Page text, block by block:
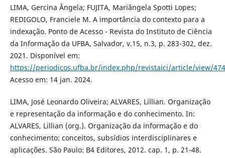
LIMA, Gercina Ângela; FUJITA, Mariângela Spotti Lopes;
REDIGOLO, Franciele M. A importância do contexto para a
indexação. Ponto de Acesso - Revista do Instituto de Ciência
da Informação da UFBA, Salvador, v.15, n.3, p. 283-302, dez.
2021. Disponível em:
https://periodicos.ufba.br/index.php/revistaici/article/view/
Acesso em: 14 jan. 2024.
LIMA, José Leonardo Oliveira; ALVARES, Lillian. Organização
e representação da informação e do conhecimento. In:
ALVARES, Lillian (org.). Organização da informação e do
conhecimento: conceitos, subsídios interdisciplinares e
aplicações. São Paulo: B4 Editores, 2012. cap. 1, p. 21-48.